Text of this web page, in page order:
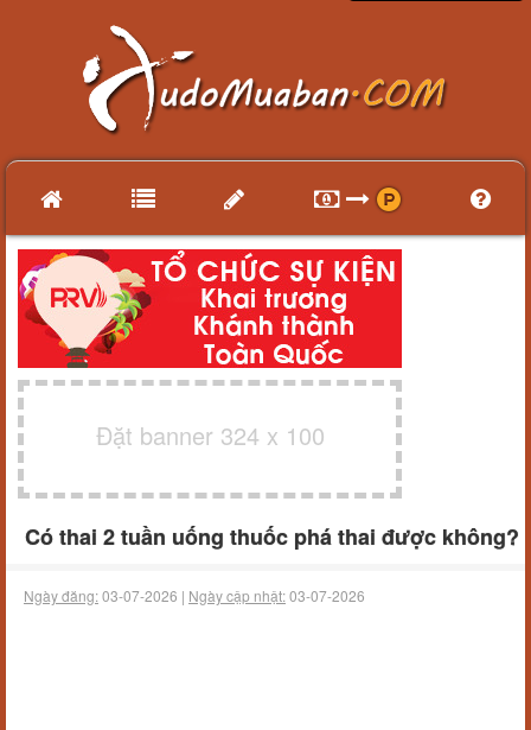
Đặt banner 324 x 100
Có thai 2 tuần uống thuốc phá thai được không?
Ngày đăng:03-07-2026 | Ngày cập nhật:03-07-2026